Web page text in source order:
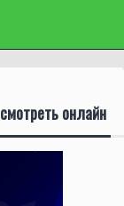
онлайн